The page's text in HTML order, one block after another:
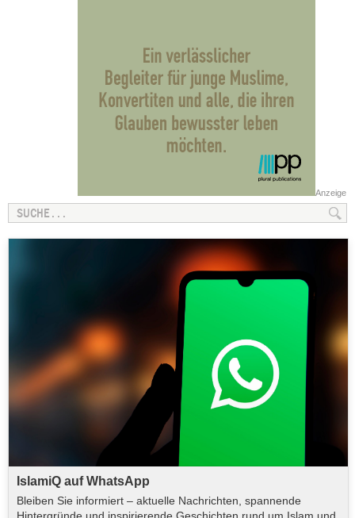
Anzeige
IslamiQ auf WhatsApp
Bleiben Sie informiert – aktuelle Nachrichten, spannende
Hintergründe und inspirierende Geschichten rund um Islam und